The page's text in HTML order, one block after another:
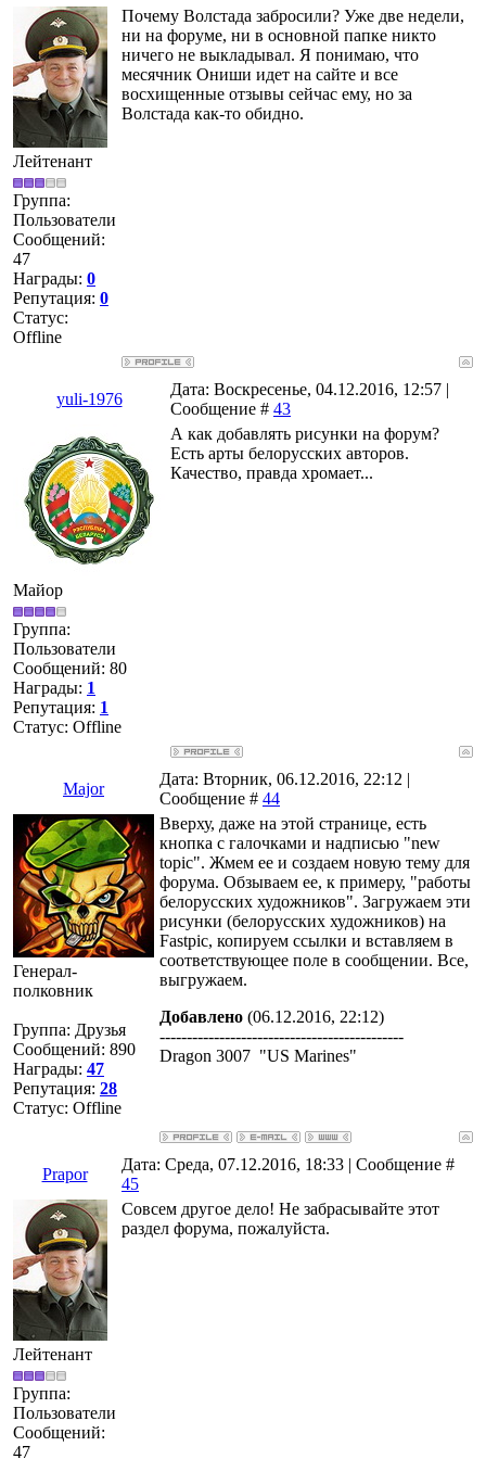
Лейтенант
Группа:
Пользователи
Сообщений:
47
Награды: 0
Репутация: 0
Статус:
Offline
Почему Волстада забросили? Уже две недели,
ни на форуме, ни в основной папке никто
ничего не выкладывал. Я понимаю, что
месячник Ониши идет на сайте и все
восхищенные отзывы сейчас ему, но за
Волстада как-то обидно.
yuli-1976
Дата: Воскресенье, 04.12.2016, 12:57 |
Сообщение # 43
Майор
Группа:
Пользователи
Сообщений: 80
Награды: 1
Репутация: 1
Статус: Offline
А как добавлять рисунки на форум?
Есть арты белорусских авторов.
Качество, правда хромает...
Major
Дата: Вторник, 06.12.2016, 22:12 |
Сообщение # 44
Генерал-
полковник
Группа: Друзья
Сообщений: 890
Награды: 47
Репутация: 28
Статус: Offline
Вверху, даже на этой странице, есть
кнопка с галочками и надписью "new
topic". Жмем ее и создаем новую тему для
форума. Обзываем ее, к примеру, "работы
белорусских художников". Загружаем эти
рисунки (белорусских художников) на
Fastpic, копируем ссылки и вставляем в
соответствующее поле в сообщении. Все,
выгружаем.
Добавлено (06.12.2016, 22:12)
---------------------------------------------
Dragon 3007 "US Marines"
Prapor
Дата: Среда, 07.12.2016, 18:33 | Сообщение #
45
Лейтенант
Группа:
Пользователи
Сообщений:
47
Совсем другое дело! Не забрасывайте этот
раздел форума, пожалуйста.